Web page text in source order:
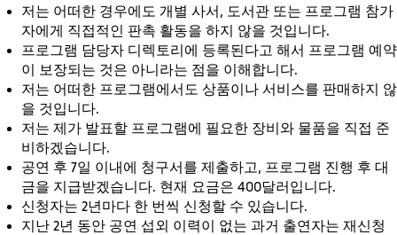
저는 어떠한 경우에도 개별 사서, 도서관 또는 프로그램 참가
자에게 직접적인 판촉 활동을 하지 않을 것입니다.
프로그램 담당자 디렉토리에 등록된다고 해서 프로그램 예약
이 보장되는 것은 아니라는 점을 이해합니다.
저는 어떠한 프로그램에서도 상품이나 서비스를 판매하지 않
을 것입니다.
저는 제가 발표할 프로그램에 필요한 장비와 물품을 직접 준
비하겠습니다.
공연 후 7일 이내에 청구서를 제출하고, 프로그램 진행 후 대
금을 지급받겠습니다. 현재 요금은 400달러입니다.
신청자는 2년마다 한 번씩 신청할 수 있습니다.
지난 2년 동안 공연 섭외 이력이 없는 과거 출연자는 재신청